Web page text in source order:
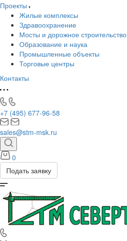
Проекты
Жилые комплексы
Здравоохранение
Мосты и дорожное строительство
Образование и наука
Промышленные объекты
Торговые центры
Контакты
+7 (495) 677-96-58
sales@stm-msk.ru
0
Подать заявку